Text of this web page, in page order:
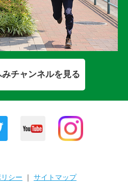
チャンネルを見る
シー ｜ サイトマップ